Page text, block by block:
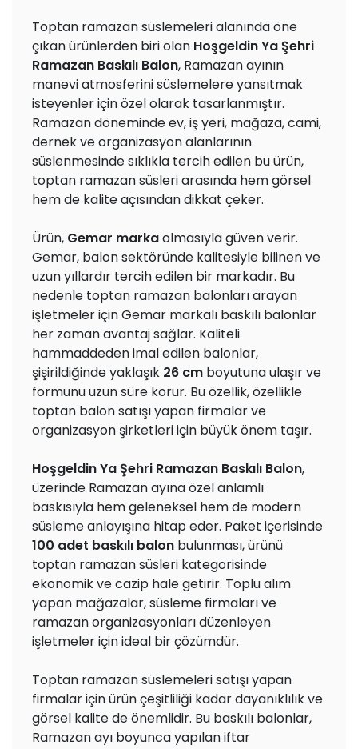
Toptan ramazan süslemeleri alanında öne
çıkan ürünlerden biri olan Hoşgeldin Ya Şehri
Ramazan Baskılı Balon, Ramazan ayının
manevi atmosferini süslemelere yansıtmak
isteyenler için özel olarak tasarlanmıştır.
Ramazan döneminde ev, iş yeri, mağaza, cami,
dernek ve organizasyon alanlarının
süslenmesinde sıklıkla tercih edilen bu ürün,
toptan ramazan süsleri arasında hem görsel
hem de kalite açısından dikkat çeker.
Ürün, Gemar markaolmasıyla güven verir.
Gemar, balon sektöründe kalitesiyle bilinen ve
uzun yıllardır tercih edilen bir markadır. Bu
nedenle toptan ramazan balonları arayan
işletmeler için Gemar markalı baskılı balonlar
her zaman avantaj sağlar. Kaliteli
hammaddeden imal edilen balonlar,
şişirildiğinde yaklaşık 26 cm boyutuna ulaşır ve
formunu uzun süre korur. Bu özellik, özellikle
toptan balon satışı yapan firmalar ve
organizasyon şirketleri için büyük önem taşır.
Hoşgeldin Ya Şehri Ramazan Baskılı Balon,
üzerinde Ramazan ayına özel anlamlı
baskısıyla hem geleneksel hem de modern
süsleme anlayışına hitap eder. Paket içerisinde
100 adet baskılı balon bulunması, ürünü
toptan ramazan süsleri kategorisinde
ekonomik ve cazip hale getirir. Toplu alım
yapan mağazalar, süsleme firmaları ve
ramazan organizasyonları düzenleyen
işletmeler için ideal bir çözümdür.
Toptan ramazan süslemeleri satışı yapan
firmalar için ürün çeşitliliği kadar dayanıklılık ve
görsel kalite de önemlidir. Bu baskılı balonlar,
Ramazan ayı boyunca yapılan iftar